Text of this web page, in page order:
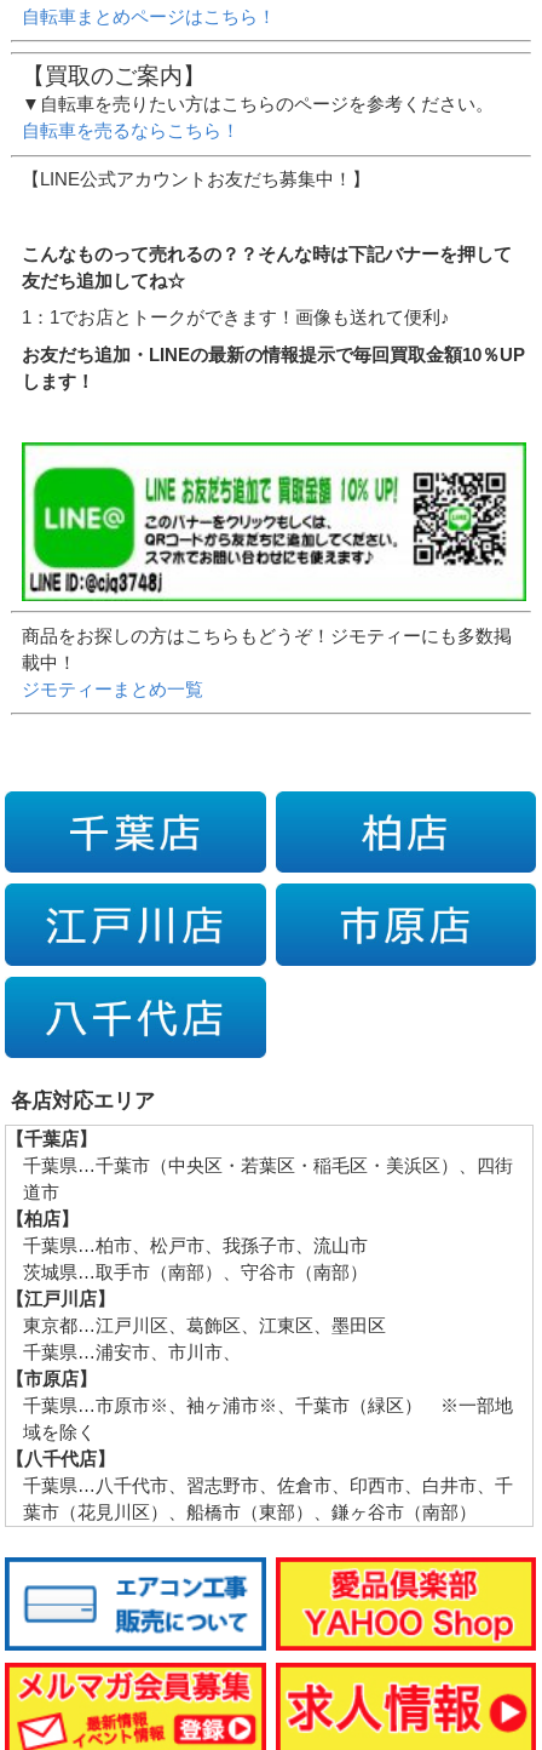
自転車まとめページはこちら！
【買取のご案内】
▼自転車を売りたい方はこちらのページを参考ください。
自転車を売るならこちら！
【LINE公式アカウントお友だち募集中！】
こんなものって売れるの？？そんな時は下記バナーを押して
友だち追加してね☆
1：1でお店とトークができます！画像も送れて便利♪
お友だち追加・LINEの最新の情報提示で毎回買取金額10％UP
します！
商品をお探しの方はこちらもどうぞ！ジモティーにも多数掲
載中！
ジモティーまとめ一覧
各店対応エリア
【千葉店】
千葉県…千葉市（中央区・若葉区・稲毛区・美浜区）、四街
道市
【柏店】
千葉県…柏市、松戸市、我孫子市、流山市
茨城県…取手市（南部）、守谷市（南部）
【江戸川店】
東京都…江戸川区、葛飾区、江東区、墨田区
千葉県…浦安市、市川市、
【市原店】
千葉県…市原市※、袖ヶ浦市※、千葉市（緑区） ※一部地
域を除く
【八千代店】
千葉県…八千代市、習志野市、佐倉市、印西市、白井市、千
葉市（花見川区）、船橋市（東部）、鎌ヶ谷市（南部）